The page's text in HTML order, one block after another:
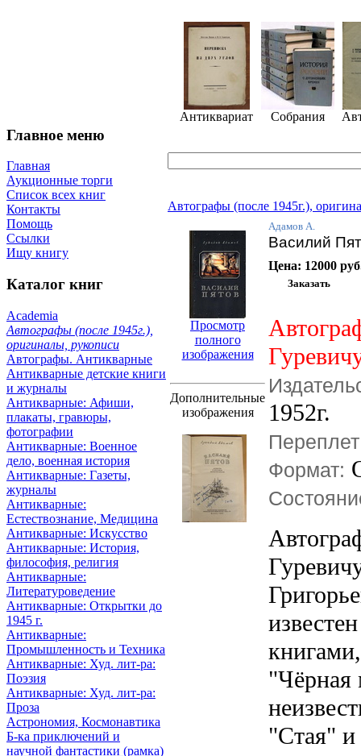
Главное меню
Главная
Аукционные торги
Список всех книг
Контакты
Помощь
Ссылки
Ищу книгу
Каталог книг
Academia
Автографы (после 1945г.),
оригиналы, рукописи
Автографы. Антикварные
Антикварные детские книги
и журналы
Антикварные: Афиши,
плакаты, гравюры,
фотографии
Антикварные: Военное
дело, военная история
Антикварные: Газеты,
журналы
Антикварные:
Естествознание, Медицина
Антикварные: Искусство
Антикварные: История,
философия, религия
Антикварные:
Литературоведение
Антикварные: Открытки до
1945 г.
Антикварные:
Промышленность и Техника
Антикварные: Худ. лит-ра:
Поэзия
Антикварные: Худ. лит-ра:
Проза
Астрономия, Космонавтика
Б-ка приключений и
научной фантастики (рамка)
Антиквариат Собрания
Автографы (после 1945г.),
Просмотр
полного
изображения
Дополнительные
изображения
Адамов А.
Василий
Цена: 12000
1952г.
Формат:
"Стая" и